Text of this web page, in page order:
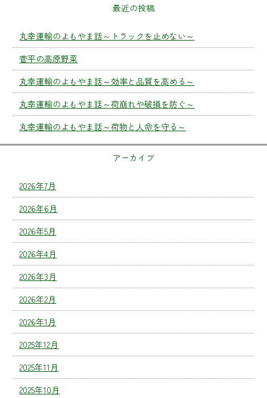
最近の投稿
丸幸運輸のよもやま話～トラックを止めない～
菅平の高原野菜
丸幸運輸のよもやま話～効率と品質を高める～
丸幸運輸のよもやま話～荷崩れや破損を防ぐ～
丸幸運輸のよもやま話～荷物と人命を守る～
アーカイブ
2026年7月
2026年6月
2026年5月
2026年4月
2026年3月
2026年2月
2026年1月
2025年12月
2025年11月
2025年10月